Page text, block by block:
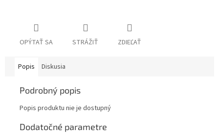
OPÝTAŤ SA STRÁŽIŤ ZDIEĽAŤ
Popis Diskusia
Podrobný popis
Popis produktu nie je dostupný
Dodatočné parametre